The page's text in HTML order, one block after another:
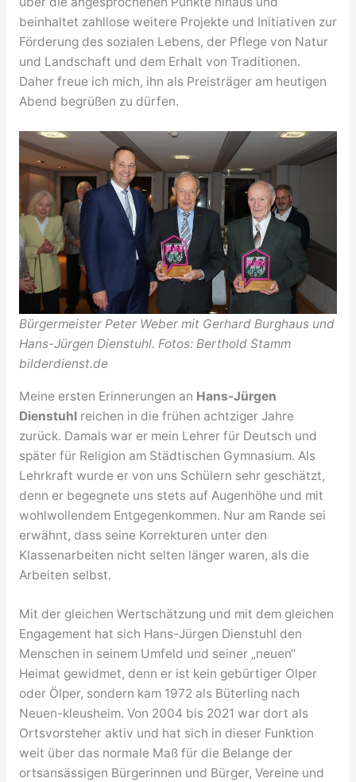
beinhaltet zahllose weitere Projekte und Initiativen zur
Förderung des sozialen Lebens, der Pflege von Natur
und Landschaft und dem Erhalt von Traditionen.
Daher freue ich mich, ihn als Preisträger am heutigen
Abend begrüßen zu dürfen.
Bürgermeister Peter Weber mit Gerhard Burghaus und
Hans-Jürgen Dienstuhl. Fotos: Berthold Stamm
bilderdienst.de
Meine ersten Erinnerungen an Hans-Jürgen
Dienstuhl reichen in die frühen achtziger Jahre
zurück. Damals war er mein Lehrer für Deutsch und
später für Religion am Städtischen Gymnasium. Als
Lehrkraft wurde er von uns Schülern sehr geschätzt,
denn er begegnete uns stets auf Augenhöhe und mit
wohlwollendem Entgegenkommen. Nur am Rande sei
erwähnt, dass seine Korrekturen unter den
Klassenarbeiten nicht selten länger waren, als die
Arbeiten selbst.
Mit der gleichen Wertschätzung und mit dem gleichen
Engagement hat sich Hans-Jürgen Dienstuhl den
Menschen in seinem Umfeld und seiner „neuen“
Heimat gewidmet, denn er ist kein gebürtiger Olper
oder Ölper, sondern kam 1972 als Büterling nach
Neuen-kleusheim. Von 2004 bis 2021 war dort als
Ortsvorsteher aktiv und hat sich in dieser Funktion
weit über das normale Maß für die Belange der
ortsansässigen Bürgerinnen und Bürger, Vereine und